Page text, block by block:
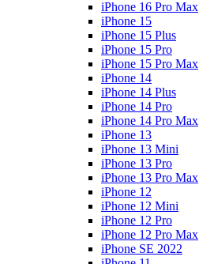
iPhone 16 Pro Max
iPhone 15
iPhone 15 Plus
iPhone 15 Pro
iPhone 15 Pro Max
iPhone 14
iPhone 14 Plus
iPhone 14 Pro
iPhone 14 Pro Max
iPhone 13
iPhone 13 Mini
iPhone 13 Pro
iPhone 13 Pro Max
iPhone 12
iPhone 12 Mini
iPhone 12 Pro
iPhone 12 Pro Max
iPhone SE 2022